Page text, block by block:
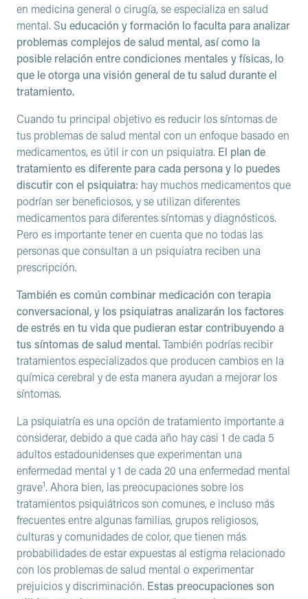
en medicina general o cirugía, se especializa en salud
mental. Su educación y formación lo faculta para analizar
problemas complejos de salud mental, así como la
posible relación entre condiciones mentales y físicas, lo
que le otorga una visión general de tu salud durante el
tratamiento.
Cuando tu principal objetivo es reducir los síntomas de
tus problemas de salud mental con un enfoque basado en
medicamentos, es útil ir con un psiquiatra. El plan de
tratamiento es diferente para cada persona y lo puedes
discutir con el psiquiatra: hay muchos medicamentos que
podrían ser beneficiosos, y se utilizan diferentes
medicamentos para diferentes síntomas y diagnósticos.
Pero es importante tener en cuenta que no todas las
personas que consultan a un psiquiatra reciben una
prescripción.
También es común combinar medicación con terapia
conversacional, y los psiquiatras analizarán los factores
de estrés en tu vida que pudieran estar contribuyendo a
tus síntomas de salud mental.También podrías recibir
tratamientos especializados que producen cambios en la
química cerebral y de esta manera ayudan a mejorar los
síntomas.
La psiquiatría es una opción de tratamiento importante a
considerar, debido a que cada año hay casi 1 de cada 5
adultos estadounidenses que experimentan una
enfermedad mental y 1 de cada 20 una enfermedad mental
grave1. Ahora bien, las preocupaciones sobre los
tratamientos psiquiátricos son comunes, e incluso más
frecuentes entre algunas familias, grupos religiosos,
culturas y comunidades de color, que tienen más
probabilidades de estar expuestas al estigma relacionado
con los problemas de salud mental o experimentar
prejuicios y discriminación. Estas preocupaciones son